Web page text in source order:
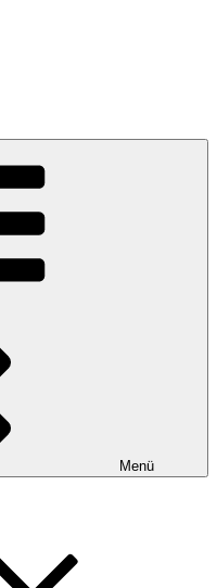
Menü